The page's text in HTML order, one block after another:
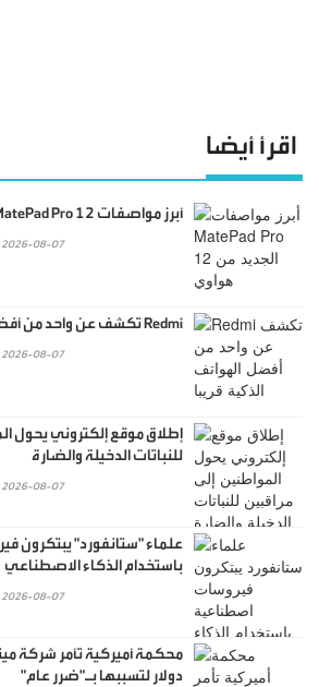
اقرأ أيضا
أبرز مواصفات MatePad Pro 12 الجديد من هواوي
2026-08-07
Redmi تكشف عن واحد من أفضل الهواتف الذكية قريبا
2026-08-07
إطلاق موقع إلكتروني يحول
للنباتات الدخيلة والضارة
2026-08-07
علماء "ستانفورد" يبتكرون
باستخدام الذكاء الاصطناعي
2026-08-07
محكمة أميركية تأمر شركة
دولار لتسببها بـ"ضرر عام"